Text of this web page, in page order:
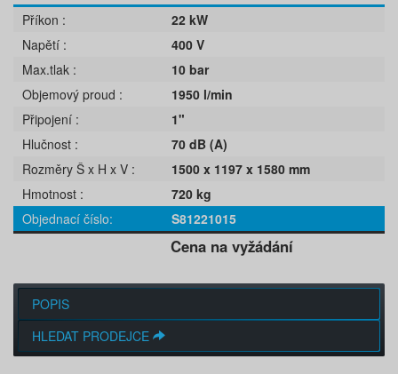
Příkon
22 kW
Napětí
400 V
Max.tlak
10 bar
Objemový proud
1950 l/min
Připojení
1"
Hlučnost
70 dB (A)
Rozměry Š x H x V
1500 x 1197 x 1580 mm
Hmotnost
720 kg
Objednací číslo
S81221015
Cena na vyžádání
POPIS
HLEDAT PRODEJCE